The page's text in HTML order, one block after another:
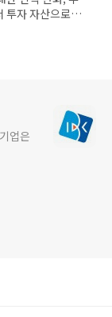
투자 자산으로!
업은